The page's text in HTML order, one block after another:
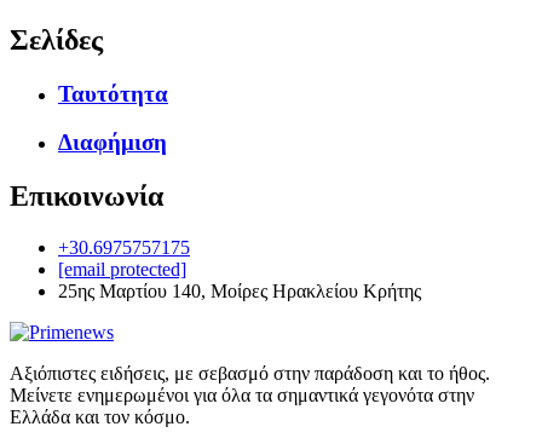
Σελίδες
Ταυτότητα
Διαφήμιση
Επικοινωνία
+30.6975757175
[email protected]
25ης Μαρτίου 140, Μοίρες Ηρακλείου Κρήτης
Αξιόπιστες ειδήσεις, με σεβασμό στην παράδοση και το ήθος.
Μείνετε ενημερωμένοι για όλα τα σημαντικά γεγονότα στην
Ελλάδα και τον κόσμο.